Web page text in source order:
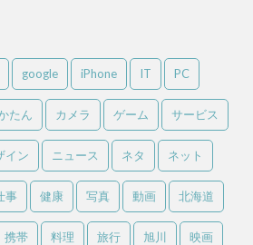
google iPhone IT PC
たん カメラ ゲーム サービス
イン ニュース ネタ ネット
事 健康 写真 動画 北海道
携帯 料理 旅行 旭川 映画